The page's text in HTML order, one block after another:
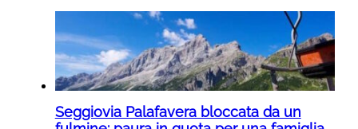
Seggiovia Palafavera bloccata da un